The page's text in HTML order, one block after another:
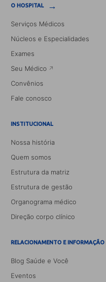
O HOSPITAL →
Serviços Médicos
Núcleos e Especialidades
Exames
Seu Médico
Convênios
Fale conosco
INSTITUCIONAL
Nossa história
Quem somos
Estrutura da matriz
Estrutura de gestão
Organograma médico
Direção corpo clínico
RELACIONAMENTO E INFORMAÇÃO
Blog Saúde e Você
Eventos